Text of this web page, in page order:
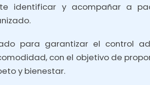
identificar y acompañar a
para garantizar el control
con el objetivo de
y bienestar.